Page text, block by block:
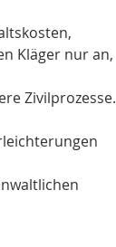
Kläger nur an,
Zivilprozesse.